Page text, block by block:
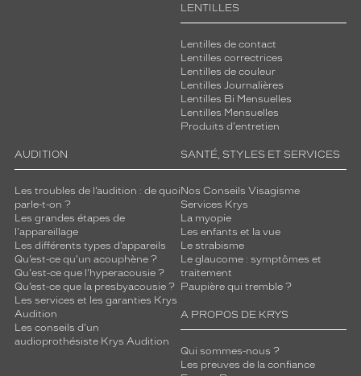
LENTILLES
Lentilles de contact
Lentilles correctrices
Lentilles de couleur
Lentilles Journalières
Lentilles Bi Mensuelles
Lentilles Mensuelles
Produits d'entretien
AUDITION
Les troubles de l’audition : de quoi
parle-t-on ?
Les grandes étapes de
l'appareillage
Les différents types d’appareils
Qu’est-ce qu'un acouphène ?
Qu'est-ce que l'hyperacousie ?
Qu’est-ce que la presbyacousie ?
Les services et les garanties Krys
Audition
Les conseils d'un
audioprothésiste Krys Audition
SANTÉ, STYLES ET SERVICES
Nos Conseils Visagisme
Services Krys
La myopie
Les enfants et la vue
Le strabisme
Le glaucome : symptômes et
traitement
Paupière qui tremble ?
A PROPOS DE KRYS
Qui sommes-nous ?
Les preuves de la confiance